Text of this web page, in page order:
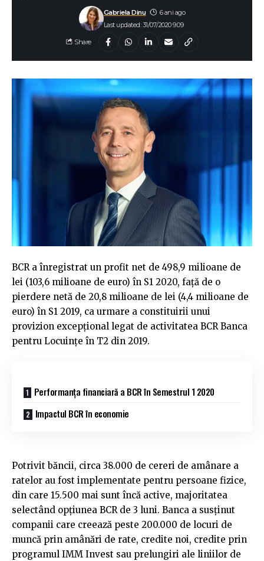
Last updated: 31/07/2020 9:09
Gabriela Dinu 6 ani ago
Share
BCR a înregistrat un profit net de 498,9 milioane de
lei (103,6 milioane de euro) în S1 2020, față de o
pierdere netă de 20,8 milioane de lei (4,4 milioane de
euro) în S1 2019, ca urmare a constituirii unui
provizion excepțional legat de activitatea BCR Banca
pentru Locuințe în T2 din 2019.
Performanța financiară a BCR în Semestrul 1 2020
Impactul BCR în economie
Potrivit băncii, circa 38.000 de cereri de amânare a
ratelor au fost implementate pentru persoane fizice,
din care 15.500 mai sunt încă active, majoritatea
selectând opțiunea BCR de 3 luni. Banca a susținut
companii care creează peste 200.000 de locuri de
muncă prin amânări de rate, credite noi, credite prin
programul IMM Invest sau prelungiri ale liniilor de